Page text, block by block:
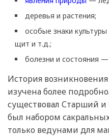
деревья и растения;
особые знаки
щит и т.д.;
болезни и состояния —
История
изучена более
существовал Старший и
был набором
только ведунами для